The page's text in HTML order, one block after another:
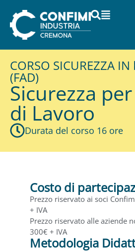
CORSO SICUREZZA IN
(FAD)
Sicurezza
di Lavoro
Durata del corso 16 ore
Costo di
Prezzo riservato ai soci
+ IVA
Prezzo riservato alle aziende
300€ + IVA
Metodologia